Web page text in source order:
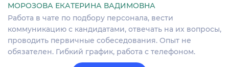
МОРОЗОВА ЕКАТЕРИНА ВАДИМОВНА
Работа в чате по подбору персонала, вести
коммуникацию с кандидатами, отвечать на их вопросы,
проводить первичные собеседования. Опыт не
обязателен. Гибкий график, работа с телефоном.